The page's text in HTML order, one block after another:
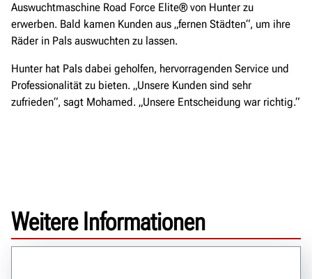
Auswuchtmaschine Road Force Elite® von Hunter zu
erwerben. Bald kamen Kunden aus „fernen Städten“, um ihre
Räder in Pals auswuchten zu lassen.
Hunter hat Pals dabei geholfen, hervorragenden Service und
Professionalität zu bieten. „Unsere Kunden sind sehr
zufrieden“, sagt Mohamed. „Unsere Entscheidung war richtig.“
Weitere Informationen